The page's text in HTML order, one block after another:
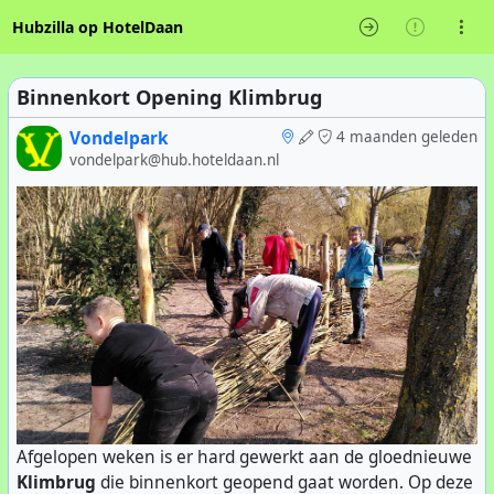
Hubzilla op HotelDaan
Binnenkort Opening Klimbrug
4 maanden geleden
Vondelpark
vondelpark@hub.hoteldaan.nl
Afgelopen weken is er hard gewerkt aan de gloednieuwe
Klimbrug die binnenkort geopend gaat worden. Op deze